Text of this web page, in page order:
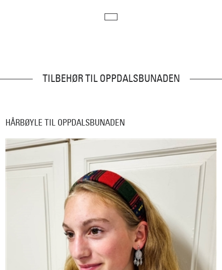
TILBEHØR TIL OPPDALSBUNADEN
HÅRBØYLE TIL OPPDALSBUNADEN